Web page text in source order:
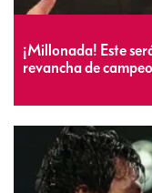
¡Millonada! Este
revancha de